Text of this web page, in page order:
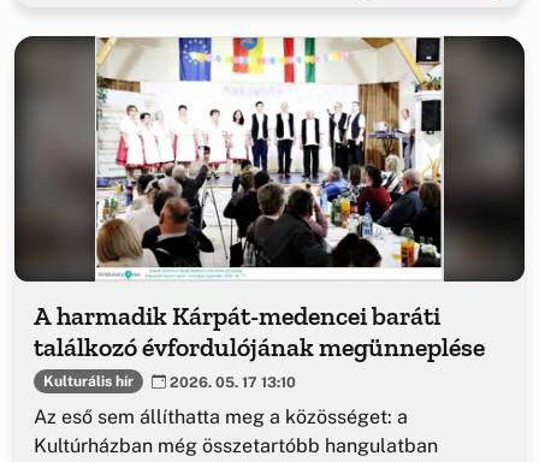
A harmadik Kárpát-medencei baráti
találkozó évfordulójának megünneplése
Kulturális hír 2026. 05. 17 13:10
Az eső sem állíthatta meg a közösséget: a
Kultúrházban még összetartóbb hangulatban